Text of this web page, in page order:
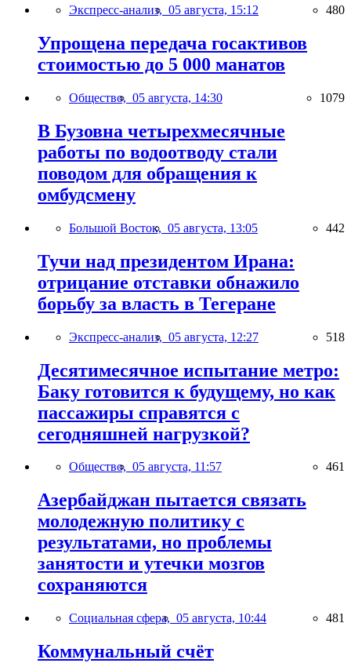
Экспресс-анализ, 05 августа, 15:12 480
Упрощена передача госактивов
стоимостью до 5 000 манатов
Общество, 05 августа, 14:30 1079
В Бузовна четырехмесячные
работы по водоотводу стали
поводом для обращения к
омбудсмену
Большой Восток, 05 августа, 13:05 442
Тучи над президентом Ирана:
отрицание отставки обнажило
борьбу за власть в Тегеране
Экспресс-анализ, 05 августа, 12:27 518
Десятимесячное испытание метро:
Баку готовится к будущему, но как
пассажиры справятся с
сегодняшней нагрузкой?
Общество, 05 августа, 11:57 461
Азербайджан пытается связать
молодежную политику с
результатами, но проблемы
занятости и утечки мозгов
сохраняются
Социальная сфера, 05 августа, 10:44 481
Коммунальный счёт